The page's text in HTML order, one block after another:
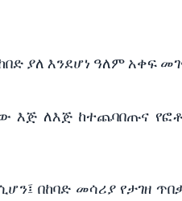
ያለ እንደሆነ ዓለም አቀፍ
እጅ ለእጅ ከተጨባበጡና
በከባድ መሳሪያ የታገዘ